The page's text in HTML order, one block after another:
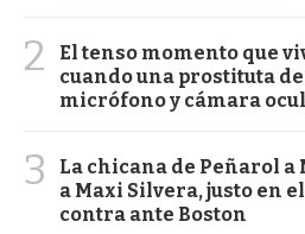
2
El tenso momento que
cuando una prostituta
micrófono y cámara
3
La chicana de Peñarol
a Maxi Silvera, justo en
contra ante Boston